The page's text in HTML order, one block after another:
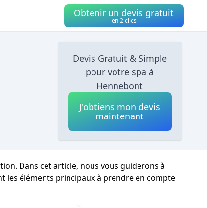
Obtenir un devis gratuit
en 2 clics
Devis Gratuit & Simple
pour votre spa à
Hennebont
J'obtiens mon devis
maintenant
Dans cet article, nous vous guiderons à
les éléments principaux à prendre en compte